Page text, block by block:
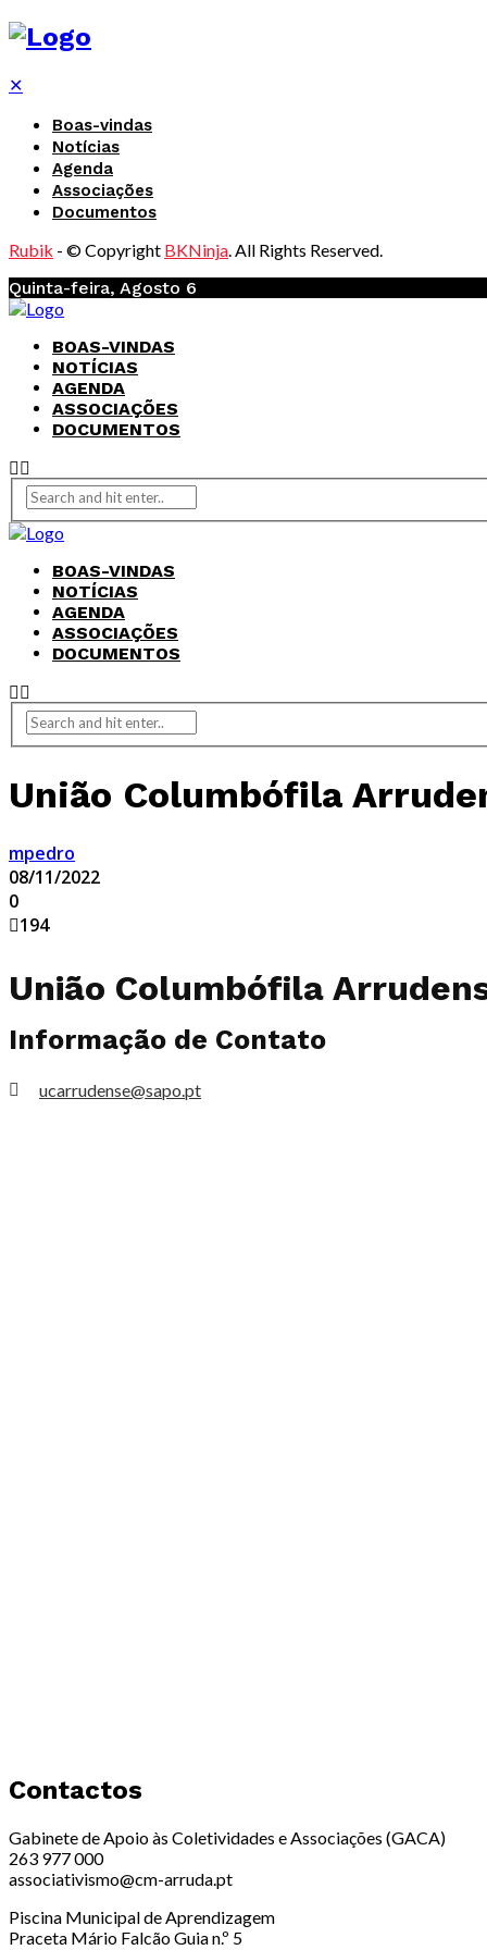
✕
Boas-vindas
Notícias
Agenda
Associações
Documentos
Rubik - © Copyright BKNinja. All Rights Reserved.
Quinta-feira, Agosto 6
BOAS-VINDAS
NOTÍCIAS
AGENDA
ASSOCIAÇÕES
DOCUMENTOS
BOAS-VINDAS
NOTÍCIAS
AGENDA
ASSOCIAÇÕES
DOCUMENTOS
União Columbófila
mpedro
08/11/2022
0
194
União Columbófila
Informação de Contato
ucarrudense@sapo.pt
Contactos
Gabinete de Apoio às Coletividades e Associações (GACA)
263 977 000
associativismo@cm-arruda.pt
Piscina Municipal de Aprendizagem
Praceta Mário Falcão Guia n.º 5